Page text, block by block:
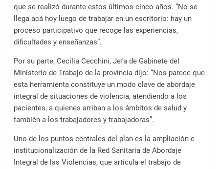
que se realizó durante estos últimos cinco años. “No se
llega acá hoy luego de trabajar en un escritorio: hay un
proceso participativo que recoge las experiencias,
dificultades y enseñanzas”.
Por su parte, Cecilia Cecchini, Jefa de Gabinete del
Ministerio de Trabajo de la provincia dijo: “Nos parece que
esta herramienta constituye un modo clave de abordaje
integral de situaciones de violencia, atendiendo a los
pacientes, a quienes arriban a los ámbitos de salud y
también a los trabajadores y trabajadoras”.
Uno de los puntos centrales del plan es la ampliación e
institucionalización de la Red Sanitaria de Abordaje
Integral de las Violencias, que articula el trabajo de